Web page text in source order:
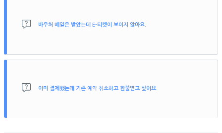
바우처 메일은 받았는데 E-티켓이 보이지 않아요.
바랍니다.
이미 결제했는데 기존 예약 취소하고 환불받고 싶어요.